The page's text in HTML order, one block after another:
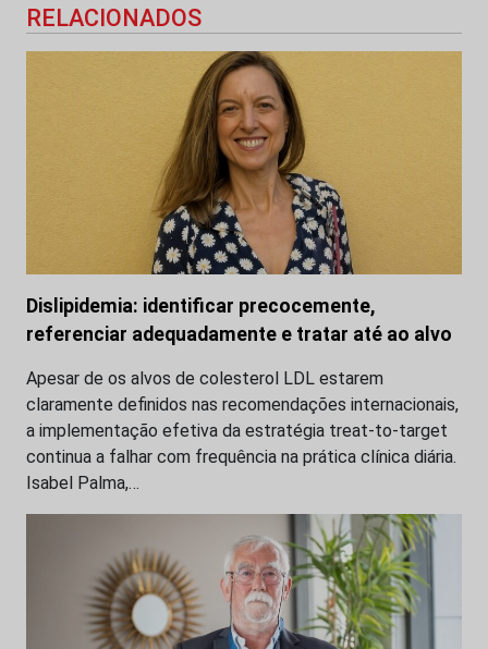
RELACIONADOS
Dislipidemia: identificar precocemente,
referenciar adequadamente e tratar até ao alvo
Apesar de os alvos de colesterol LDL estarem
claramente definidos nas recomendações internacionais,
a implementação efetiva da estratégia treat-to-target
continua a falhar com frequência na prática clínica diária.
Isabel Palma,…